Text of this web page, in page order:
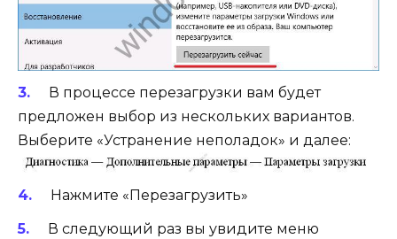
В процессе перезагрузки вам будет
предложен выбор из нескольких вариантов.
Выберите «Устранение неполадок» и далее:
Нажмите «Перезагрузить»
В следующий раз вы увидите меню